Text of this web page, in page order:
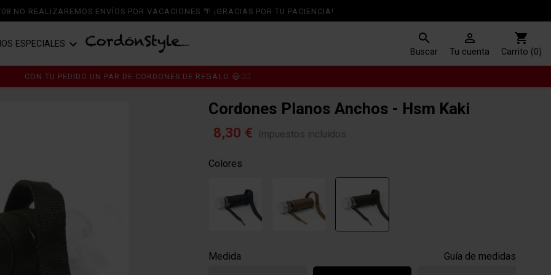
NO REALIZAREMOS ENVÍOS POR VACACIONES 🌴 ¡GRACIAS POR TU PACIENCIA!
search
Buscar

Tu cuenta
shopping_cart
Carrito (0)
CS CORDONES PLATEADOS

ESPECIALES
CON TU PEDIDO UN PAR DE CORDONES DE REGALO 😃👍🏼
Cordones Planos Anchos - Hsm Kaki
8,30 € Impuestos incluidos
Colores
Guía de medidas
Medida